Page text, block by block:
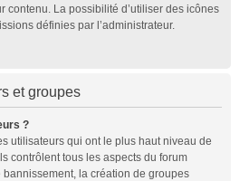
contenu. La possibilité d’utiliser des icônes
définies par l’administrateur.
et groupes
?
utilisateurs qui ont le plus haut niveau de
contrôlent tous les aspects du forum
la création de groupes